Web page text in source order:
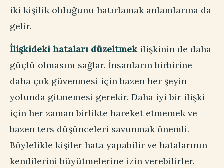
iki kişilik olduğunu hatırlamak anlamlarına da
gelir.
İlişkideki hataları düzeltmek ilişkinin de daha
güçlü olmasını sağlar. İnsanların birbirine
daha çok güvenmesi için bazen her şeyin
yolunda gitmemesi gerekir. Daha iyi bir ilişki
için her zaman birlikte hareket etmemek ve
bazen ters düşünceleri savunmak önemli.
Böylelikle kişiler hata yapabilir ve hatalarının
kendilerini büyütmelerine izin verebilirler.